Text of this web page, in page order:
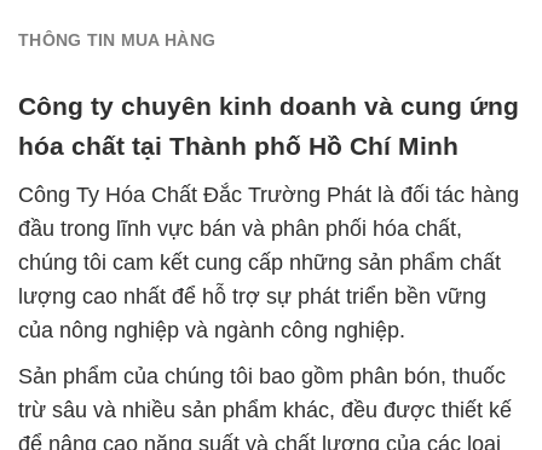
THÔNG TIN MUA HÀNG
Công ty chuyên kinh doanh và cung ứng
hóa chất tại Thành phố Hồ Chí Minh
Công Ty Hóa Chất Đắc Trường Phát là đối tác hàng
đầu trong lĩnh vực bán và phân phối hóa chất,
chúng tôi cam kết cung cấp những sản phẩm chất
lượng cao nhất để hỗ trợ sự phát triển bền vững
của nông nghiệp và ngành công nghiệp.
Sản phẩm của chúng tôi bao gồm phân bón, thuốc
trừ sâu và nhiều sản phẩm khác, đều được thiết kế
để nâng cao năng suất và chất lượng của các loại